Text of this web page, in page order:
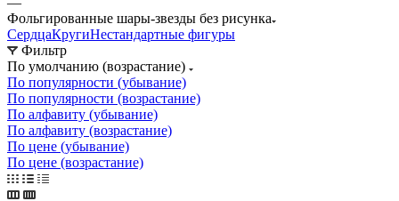
Фольгированные шары-звезды без рисунка
СердцаКругиНестандартные фигуры
Фильтр
По умолчанию (возрастание)
По популярности (убывание)
По популярности (возрастание)
По алфавиту (убывание)
По алфавиту (возрастание)
По цене (убывание)
По цене (возрастание)